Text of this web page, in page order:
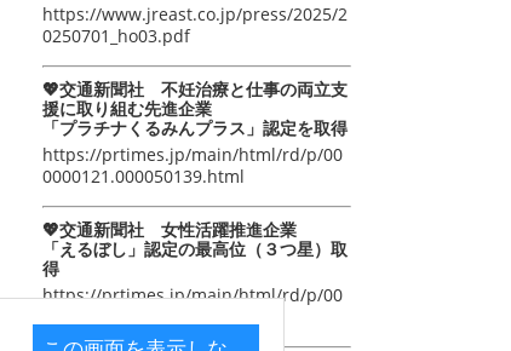
https://www.jreast.co.jp/press/2025/2
0250701_ho03.pdf
💖交通新聞社 不妊治療と仕事の両立支
援に取り組む先進企業
「プラチナくるみんプラス」認定を取得
https://prtimes.jp/main/html/rd/p/00
0000121.000050139.html
💖交通新聞社 女性活躍推進企業
「えるぼし」認定の最高位（３つ星）取
得
https://prtimes.jp/main/html/rd/p/00